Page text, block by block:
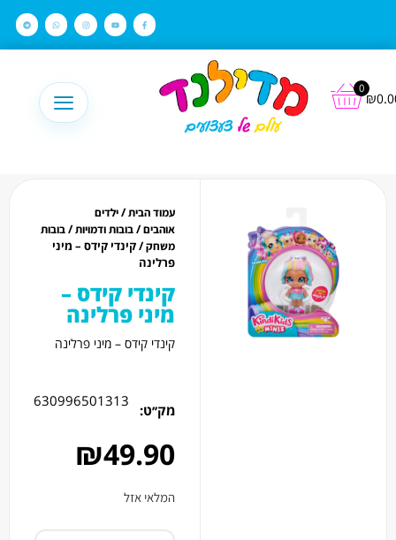
₪
0
עמוד הבית/ילדים
אוהבים/בובות ודמויות/בובות
משחק/ קינדי קידס – מיני
פרלינה
קינדי קידס –
מיני פרלינה
קינדי קידס – מיני פרלינה
מק׳׳ט:
630996501313
₪49.90
המלאי אזל